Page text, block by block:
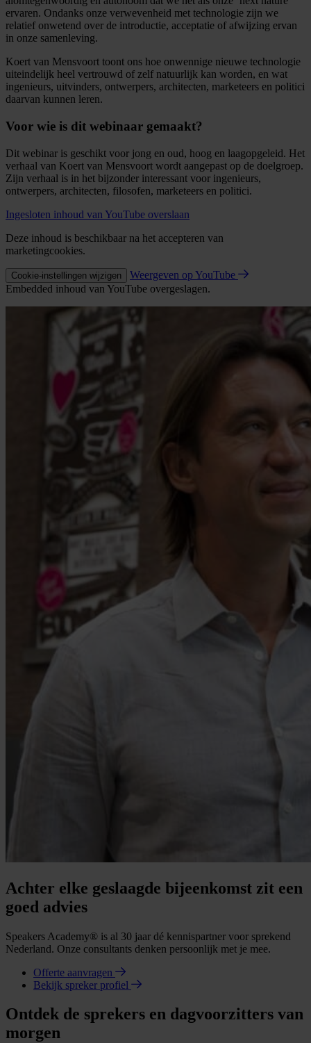
ervaren. Ondanks onze verwevenheid met technologie zijn we
relatief onwetend over de introductie, acceptatie of afwijzing ervan
in onze samenleving.
Koert van Mensvoort toont ons hoe onwennige nieuwe technologie
uiteindelijk heel vertrouwd of zelf natuurlijk kan worden, en wat
ingenieurs, uitvinders, ontwerpers, architecten, marketeers en politici
daarvan kunnen leren.
Voor wie is dit webinaar gemaakt?
Dit webinar is geschikt voor jong en oud, hoog en laagopgeleid. Het
verhaal van Koert van Mensvoort wordt aangepast op de doelgroep.
Zijn verhaal is in het bijzonder interessant voor ingenieurs,
ontwerpers, architecten, filosofen, marketeers en politici.
Ingesloten inhoud van YouTube overslaan
Deze inhoud is beschikbaar na het accepteren van
marketingcookies.
Cookie-instellingen wijzigen
Weergeven op YouTube
Embedded inhoud van YouTube overgeslagen.
Achter elke geslaagde bijeenkomst zit een
goed advies
Speakers Academy® is al 30 jaar dé kennispartner voor sprekend
Nederland. Onze consultants denken persoonlijk met je mee.
Offerte aanvragen
Bekijk spreker profiel
Ontdek de sprekers en dagvoorzitters van
morgen